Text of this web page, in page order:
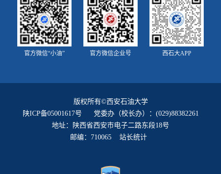
官方微信“小油” 官方微信企业号 西石大APP
版权所有©西安石油大学
陕ICP备05001617号 党委办（校长办）：(029)88382261
地址：陕西省西安市电子二路东段18号
邮编：710065 站长统计